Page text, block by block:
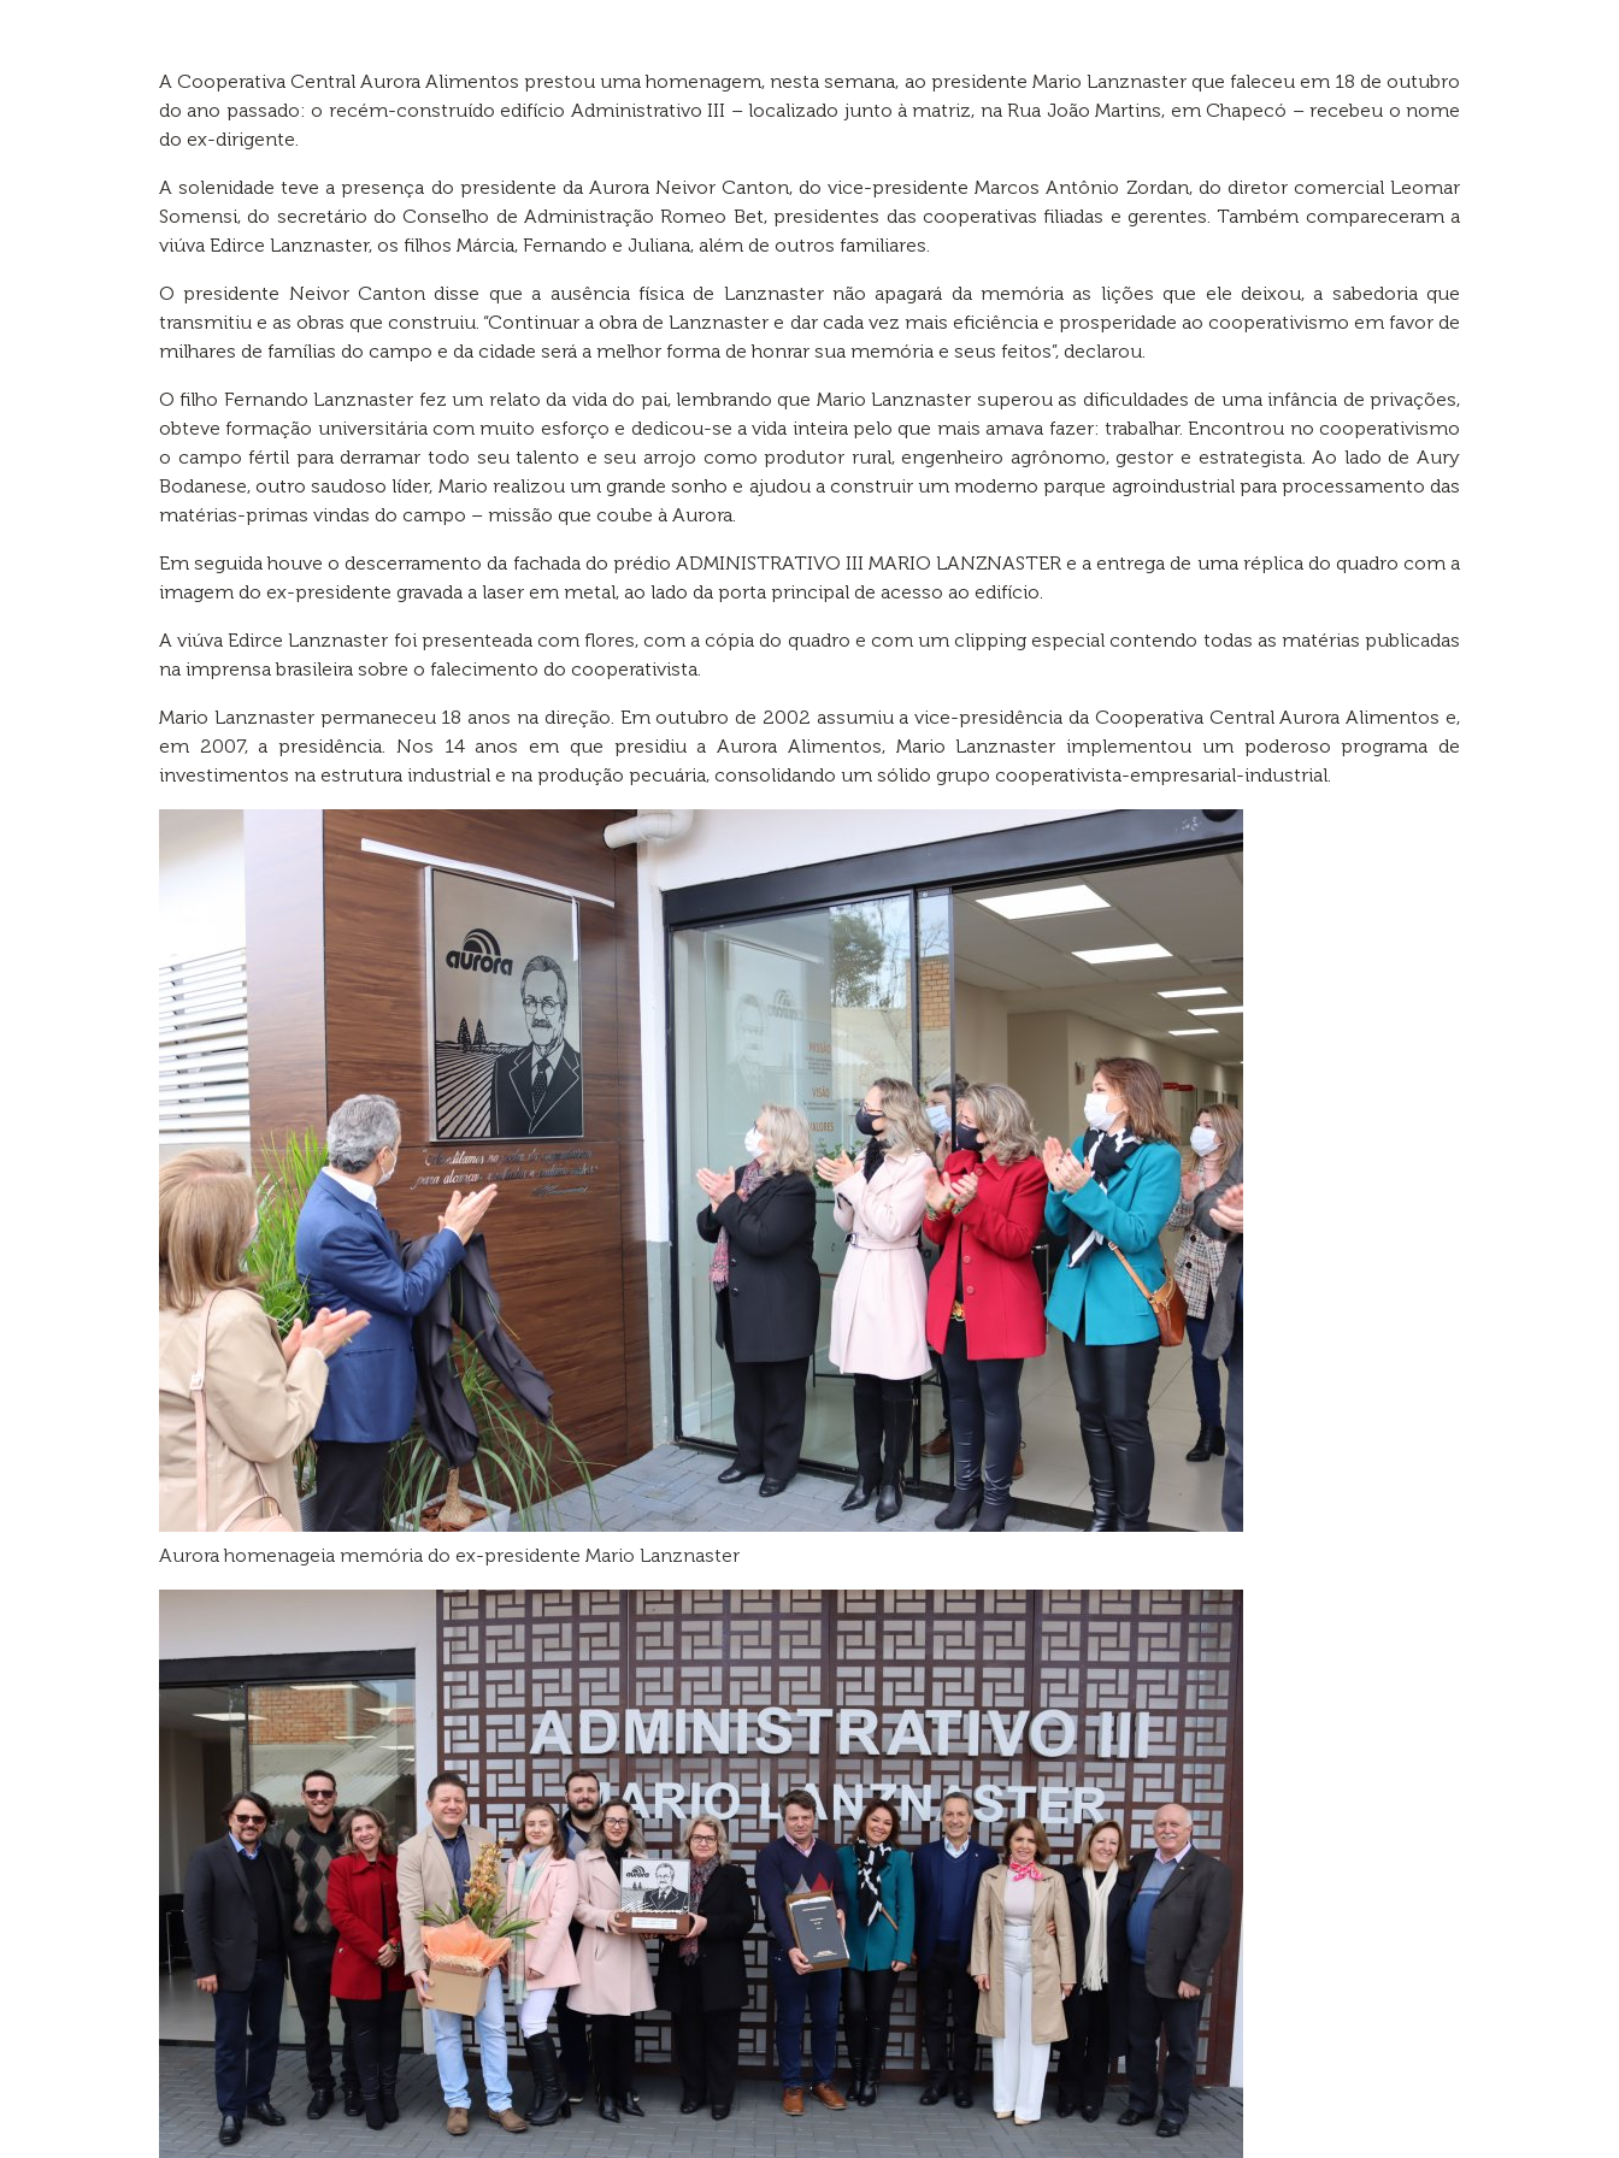
A Cooperativa Central Aurora Alimentos prestou uma homenagem, nesta semana, ao presidente Mario Lanznaster que faleceu em 18 de outubro
do ano passado: o recém-construído edifício Administrativo III – localizado junto à matriz, na Rua João Martins, em Chapecó – recebeu o nome
do ex-dirigente.
A solenidade teve a presença do presidente da Aurora Neivor Canton, do vice-presidente Marcos Antônio Zordan, do diretor comercial Leomar
Somensi, do secretário do Conselho de Administração Romeo Bet, presidentes das cooperativas filiadas e gerentes. Também compareceram a
viúva Edirce Lanznaster, os filhos Márcia, Fernando e Juliana, além de outros familiares.
O presidente Neivor Canton disse que a ausência física de Lanznaster não apagará da memória as lições que ele deixou, a sabedoria que
transmitiu e as obras que construiu. “Continuar a obra de Lanznaster e dar cada vez mais eficiência e prosperidade ao cooperativismo em favor de
milhares de famílias do campo e da cidade será a melhor forma de honrar sua memória e seus feitos”, declarou.
O filho Fernando Lanznaster fez um relato da vida do pai, lembrando que Mario Lanznaster superou as dificuldades de uma infância de privações,
obteve formação universitária com muito esforço e dedicou-se a vida inteira pelo que mais amava fazer: trabalhar. Encontrou no cooperativismo
o campo fértil para derramar todo seu talento e seu arrojo como produtor rural, engenheiro agrônomo, gestor e estrategista. Ao lado de Aury
Bodanese, outro saudoso líder, Mario realizou um grande sonho e ajudou a construir um moderno parque agroindustrial para processamento das
matérias-primas vindas do campo – missão que coube à Aurora.
Em seguida houve o descerramento da fachada do prédio ADMINISTRATIVO III MARIO LANZNASTER e a entrega de uma réplica do quadro com a
imagem do ex-presidente gravada a laser em metal, ao lado da porta principal de acesso ao edifício.
A viúva Edirce Lanznaster foi presenteada com flores, com a cópia do quadro e com um clipping especial contendo todas as matérias publicadas
na imprensa brasileira sobre o falecimento do cooperativista.
Mario Lanznaster permaneceu 18 anos na direção. Em outubro de 2002 assumiu a vice-presidência da Cooperativa Central Aurora Alimentos e,
em 2007, a presidência. Nos 14 anos em que presidiu a Aurora Alimentos, Mario Lanznaster implementou um poderoso programa de
investimentos na estrutura industrial e na produção pecuária, consolidando um sólido grupo cooperativista-empresarial-industrial.
Aurora homenageia memória do ex-presidente Mario Lanznaster